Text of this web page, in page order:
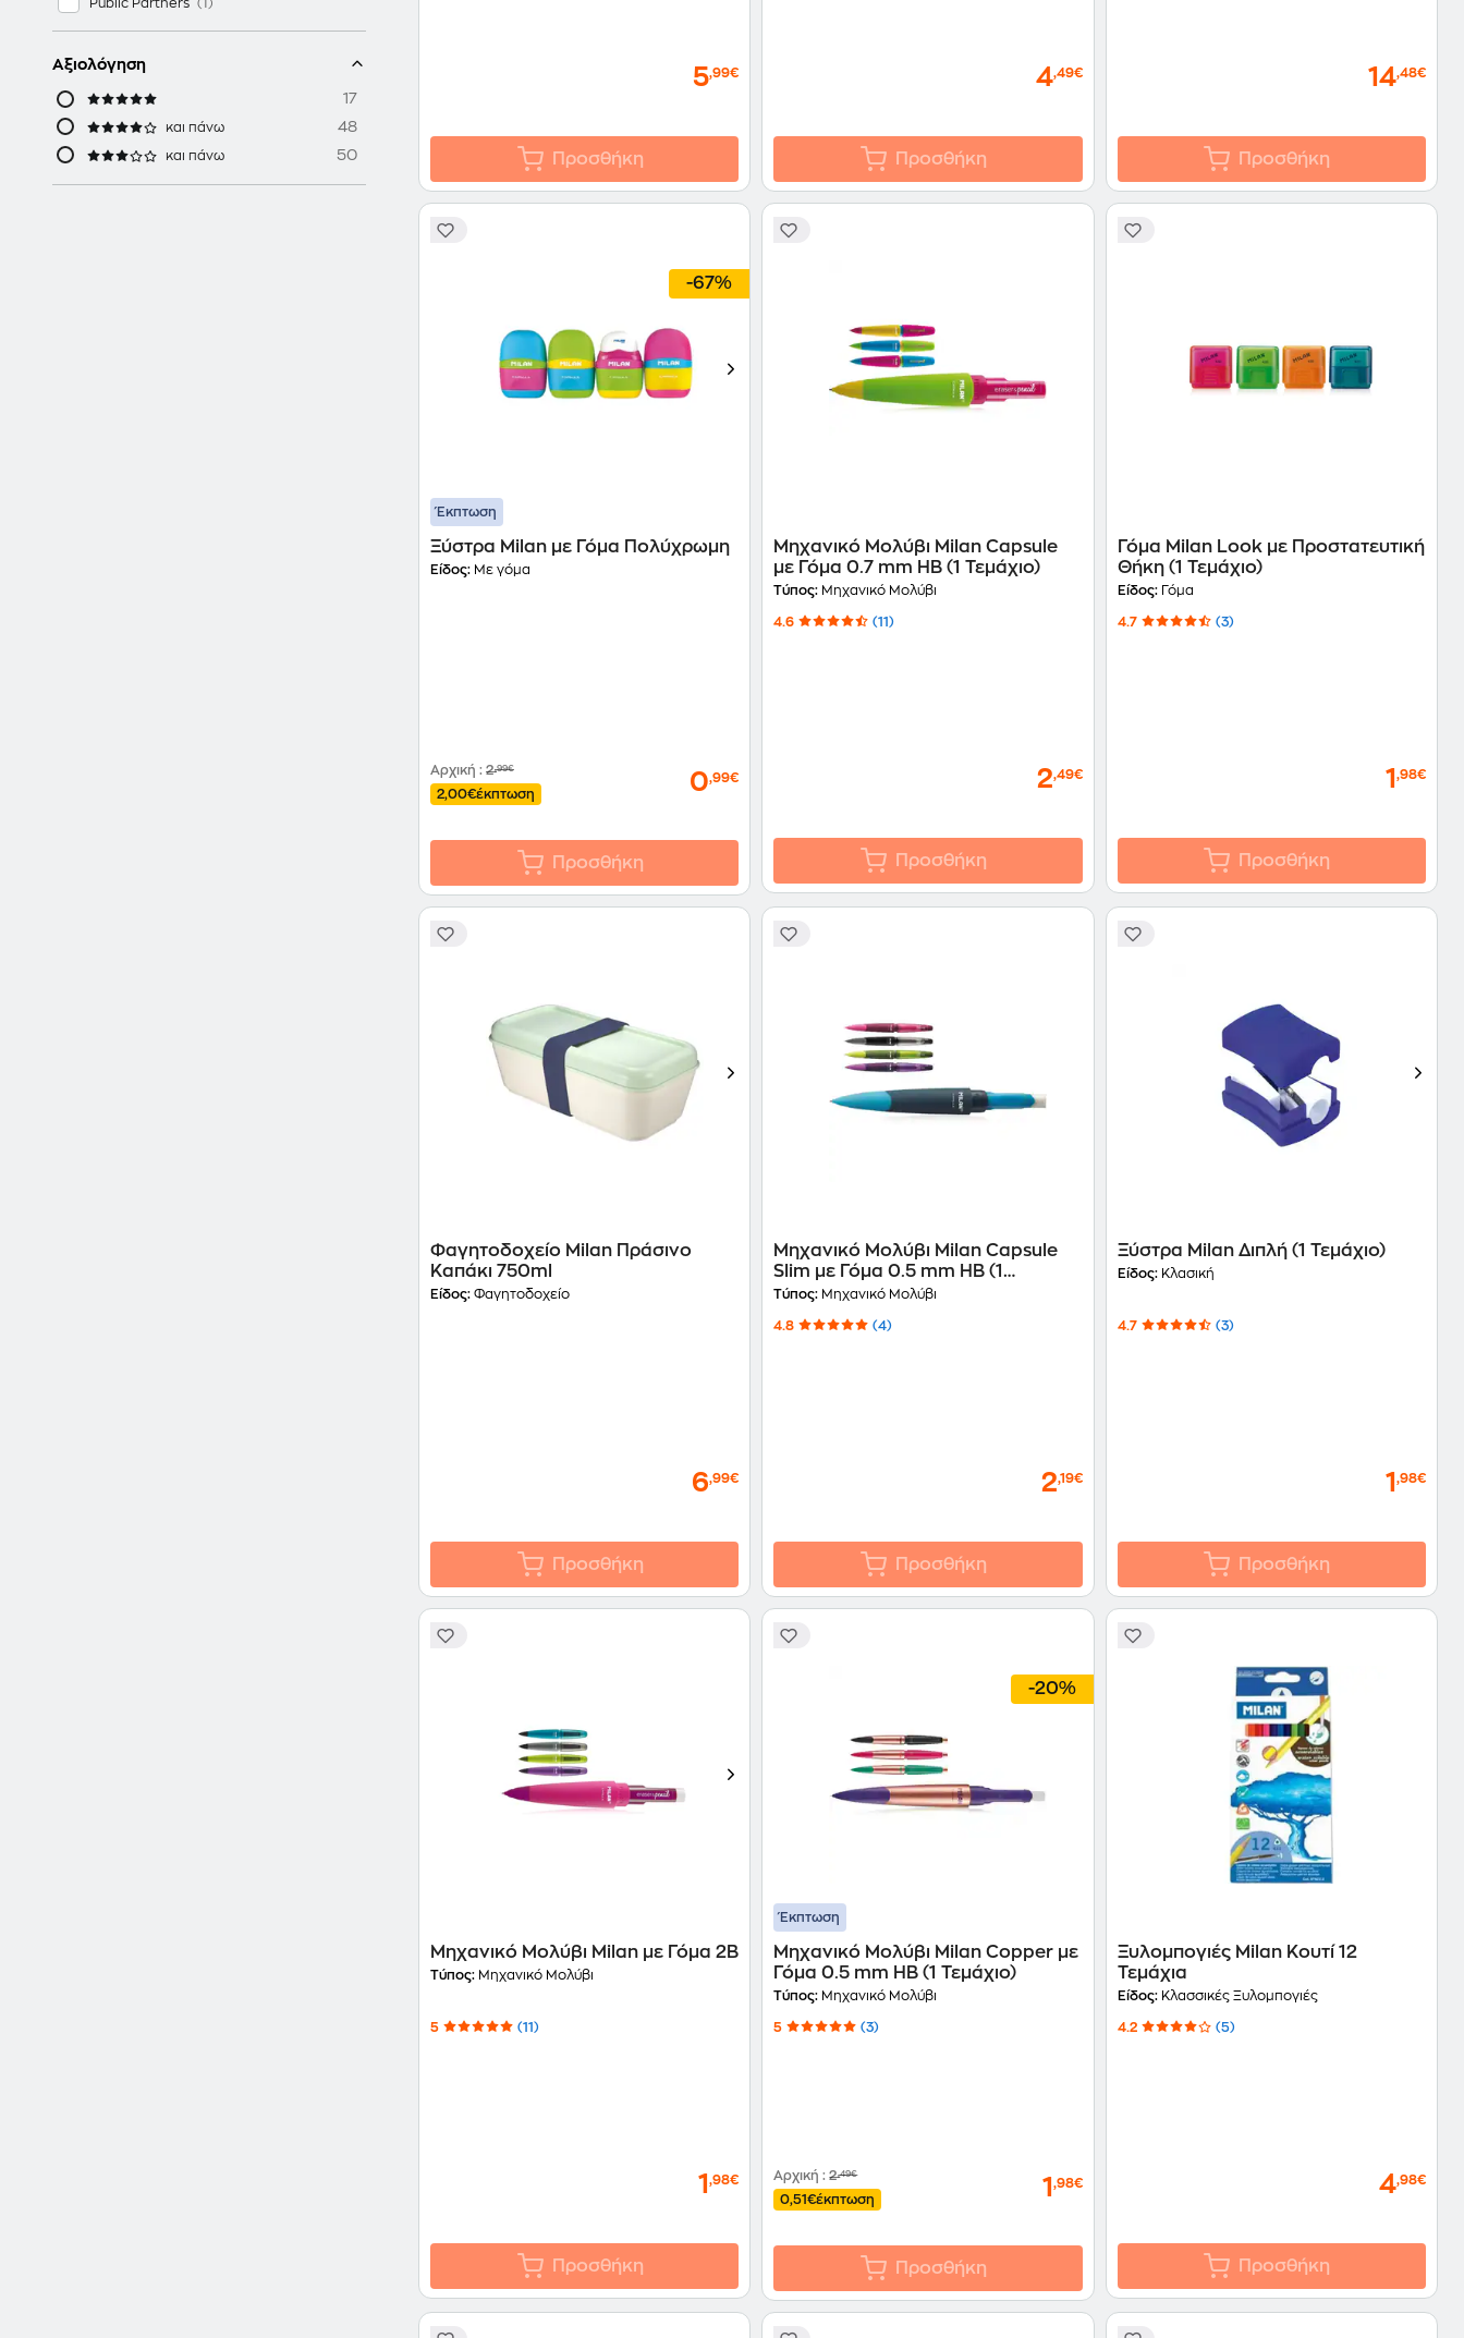
Public Partners
Αξιολόγηση
17
και πάνω 48
και πάνω 50
5,99€
Προσθήκη
4,49€
Προσθήκη
14,48€
Προσθήκη
-67%
Έκπτωση
Ξύστρα Milan με Γόμα Πολύχρωμη
Είδος: Με γόμα
Αρχική : 2,99€
2,00€έκπτωση 0,99€
Προσθήκη
Μηχανικό Μολύβι Milan Capsule
με Γόμα 0.7 mm HB (1 Τεμάχιο)
Τύπος: Μηχανικό Μολύβι
4.6 (11)
2,49€
Προσθήκη
Γόμα Milan Look με Προστατευτική
Θήκη (1 Τεμάχιο)
Είδος:Γόμα
4.7 (3)
1 ,98€
Προσθήκη
Φαγητοδοχείο Milan Πράσινο
Καπάκι 750ml
Είδος: Φαγητοδοχείο
6,99€
Προσθήκη
Μηχανικό Μολύβι Milan Capsule
Slim με Γόμα 0.5 mm HB (1
Τεμάχιο)
Τύπος: Μηχανικό Μολύβι
4.8 (4)
2,19€
Προσθήκη
Ξύστρα Milan Διπλή (1 Τεμάχιο)
Είδος:Κλασική
4.7 (3)
1 ,98€
Προσθήκη
Μηχανικό Μολύβι Milan με Γόμα 2B
Τύπος: Μηχανικό Μολύβι
5 (11)
1,98€
Προσθήκη
-20%
Έκπτωση
Μηχανικό Μολύβι Milan Copper με
Γόμα 0.5 mm HB (1 Τεμάχιο)
Τύπος: Μηχανικό Μολύβι
5 (3)
Αρχική:2,49€
0,51€έκπτωση 1 ,98€
Προσθήκη
Ξυλομπογιές Milan Κουτί 12
Τεμάχια
Είδος:Κλασσικές Ξυλομπογιές
4.2 (5)
4,98€
Προσθήκη